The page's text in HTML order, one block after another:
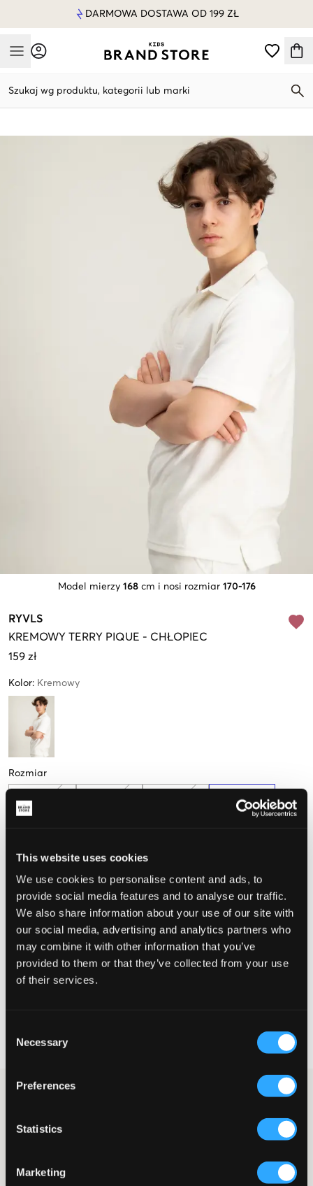
This website uses cookies
We use cookies to personalise content and ads, to
provide social media features and to analyse our traffic.
We also share information about your use of our site with
our social media, advertising and analytics partners who
may combine it with other information that you’ve
provided to them or that they’ve collected from your use
of their services.
Selection
Necessary
Preferences
Statistics
Marketing
DARMOWA DOSTAWA OD 199 ZŁ
Mobile Menu
Szukaj wg produktu, kategorii lub marki
Model mierzy 168 cm i nosi rozmiar 170-176
RYVLS
KREMOWY TERRY PIQUE - CHŁOPIEC
159 zł
Kolor: Kremowy
Rozmiar
134-140 cm 170-176 cm
Opinia o rozmiarze
Mały Idealny Duży
WYBIERZ SWÓJ ROZMIAR
60 dni na zwrot
Szybka wysyłka
Poznaj terry piqué od RYVLS. Polo ma kołnierzyk i guziki w
koniecznie razem z pasującymi szortami, aby stworzyć komplet.
Kołnierzyk
Swobodny krój